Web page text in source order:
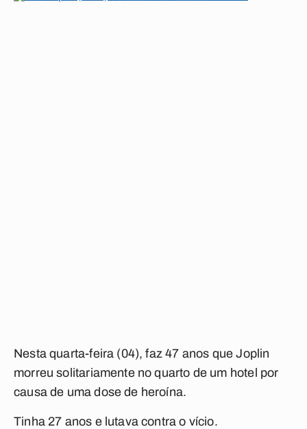
Nesta quarta-feira (04), faz 47 anos que Joplin
morreu solitariamente no quarto de um hotel por
causa de uma dose de heroína.
Tinha 27 anos e lutava contra o vício.